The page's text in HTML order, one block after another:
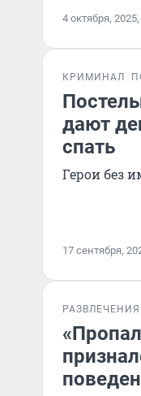
4 октября,
КРИМИНАЛ
дают
спать
Герои без
17 сентября,
РАЗВЛЕЧЕНИЯ